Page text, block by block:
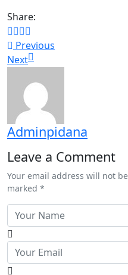
Share:
Previous
Next
Adminpidana
Leave a Comment
Your email address will not
marked *